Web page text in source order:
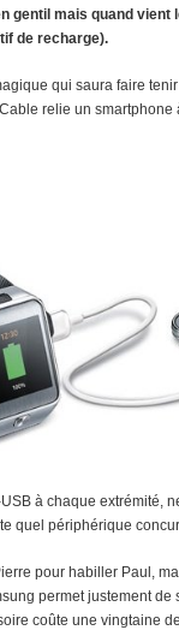
gentil mais quand
de recharge).
qui saura faire
relie un
à chaque extrémité,
quel périphérique
pour habiller Paul,
permet justement
coûte une vingtaine